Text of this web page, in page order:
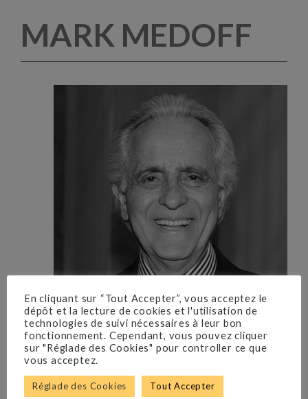
MARK MEDOFF
En cliquant sur “Tout Accepter”, vous acceptez le
dépôt et la lecture de cookies et l'utilisation de
technologies de suivi nécessaires à leur bon
fonctionnement. Cependant, vous pouvez cliquer
sur "Réglade des Cookies" pour controller ce que
vous acceptez.
Réglade des Cookies Tout Accepter